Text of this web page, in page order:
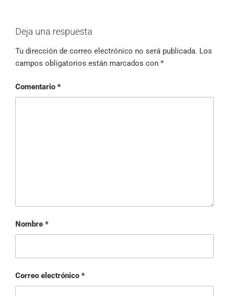
Deja una respuesta
Tu dirección de correo electrónico no será publicada. Los
campos obligatorios están marcados con *
Comentario *
Nombre *
Correo electrónico *